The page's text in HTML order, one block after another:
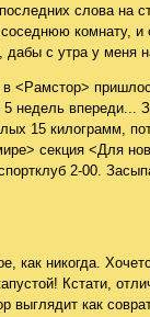
слова на
комнату,
дабы с утра у меня
в <Рамстор>
5 недель
15 килограмм,
секция <Для
2-00.
как никогда.
Кстати,
выглядит как